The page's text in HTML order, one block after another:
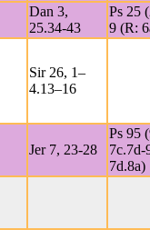
Dan 3,
25.34-43
Ps 25
9 (R:
Sir 26, 1–
4.13–16
Jer 7, 23-28
Ps 95
7c.7d-
7d.8a)